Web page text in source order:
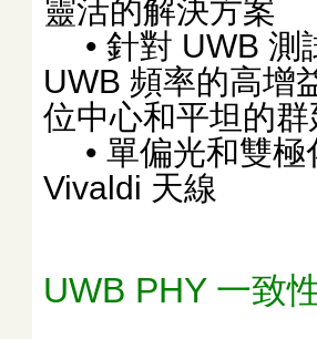
靈活的解決方案
• 針對 UWB 測
UWB 頻率的高增
位中心和平坦的
• 單偏光和雙極
Vivaldi 天線
UWB PHY 一致